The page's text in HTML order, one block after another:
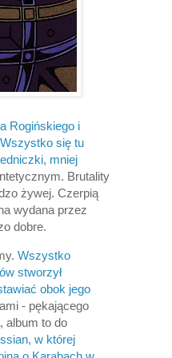
Rogińskiego i
się tu
mniej
Brutality
żywej. Czerpią
wydana przez
dobre.
Wszystko
stworzył
obok jego
- pękającego
album to do
w której